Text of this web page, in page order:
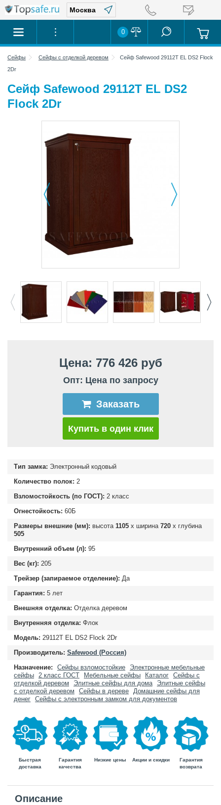
0
Сейфы Cейфы с отделкой деревом
Сейф Safewood 29112T EL DS2 Flock
2Dr
Сейф Safewood 29112T EL DS2
Flock 2Dr
Цена: 776 426 руб
Опт: Цена по запросу
Заказать
Купить в один клик
Тип замка: Электронный кодовый
Количество полок: 2
Взломостойкость (по ГОСТ): 2 класс
Огнестойкость: 60Б
Размеры внешние (мм): высота 1105 х ширина 720 х глубина
505
Внутренний объем (л): 95
Вес (кг): 205
Трейзер (запираемое отделение): Да
Гарантия: 5 лет
Внешняя отделка: Отделка деревом
Внутренняя отделка: Флок
Модель: 29112T EL DS2 Flock 2Dr
Производитель: Safewood (Россия)
Назначение:
Сейфы взломостойкие
Электронные мебельные
сейфы
2 класс ГОСТ Мебельные сейфы Каталог Cейфы с
отделкой деревом
Элитные сейфы для дома
Элитные сейфы
с отделкой деревом
Сейфы в дереве
Домашние сейфы для
денег Сейфы с электронным замком для документов
Быстрая
доставка
Гарантия
качества
Низкие цены Акции и скидки
Гарантия
возврата
Описание